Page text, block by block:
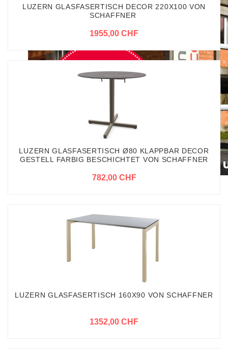
LUZERN GLASFASERTISCH DECOR 220X100 VON
SCHAFFNER
1955,00 CHF
LUZERN GLASFASERTISCH Ø80 KLAPPBAR DECOR
GESTELL FARBIG BESCHICHTET VON SCHAFFNER
782,00 CHF
LUZERN GLASFASERTISCH 160X90 VON SCHAFFNER
1352,00 CHF